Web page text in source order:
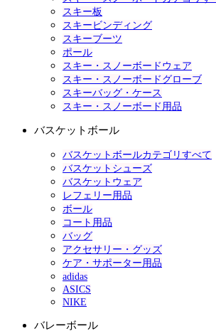
スキー板
スキービンディング
スキーブーツ
ポール
スキー・スノーボードウェア
スキー・スノーボードグローブ
スキーバッグ・ケース
スキー・スノーボード用品
バスケットボール
バスケットボールカテゴリすべて
バスケットシューズ
バスケットウェア
レフェリー用品
ボール
コート用品
バッグ
アクセサリー・グッズ
ケア・サポーター用品
adidas
ASICS
NIKE
バレーボール